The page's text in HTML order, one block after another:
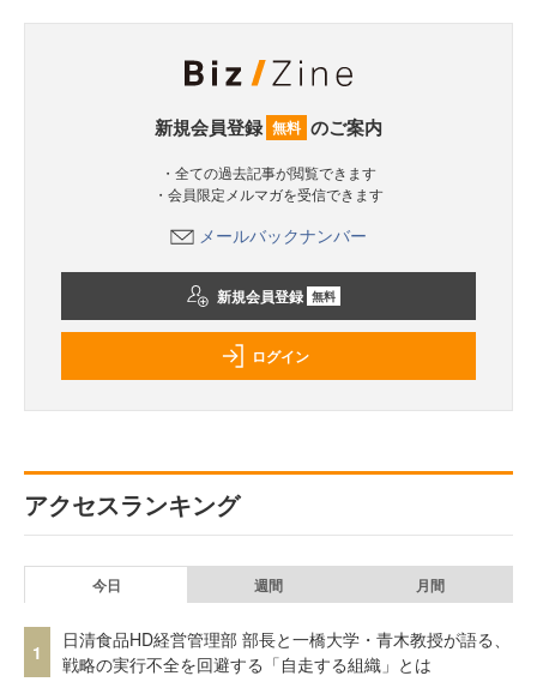
新規会員登録 無料 のご案内
・全ての過去記事が閲覧できます
・会員限定メルマガを受信できます
メールバックナンバー
新規会員登録 無料
ログイン
アクセスランキング
今日 週間 月間
1
日清食品HD経営管理部 部長と一橋大学・青木教授が語る、
戦略の実行不全を回避する「自走する組織」とは